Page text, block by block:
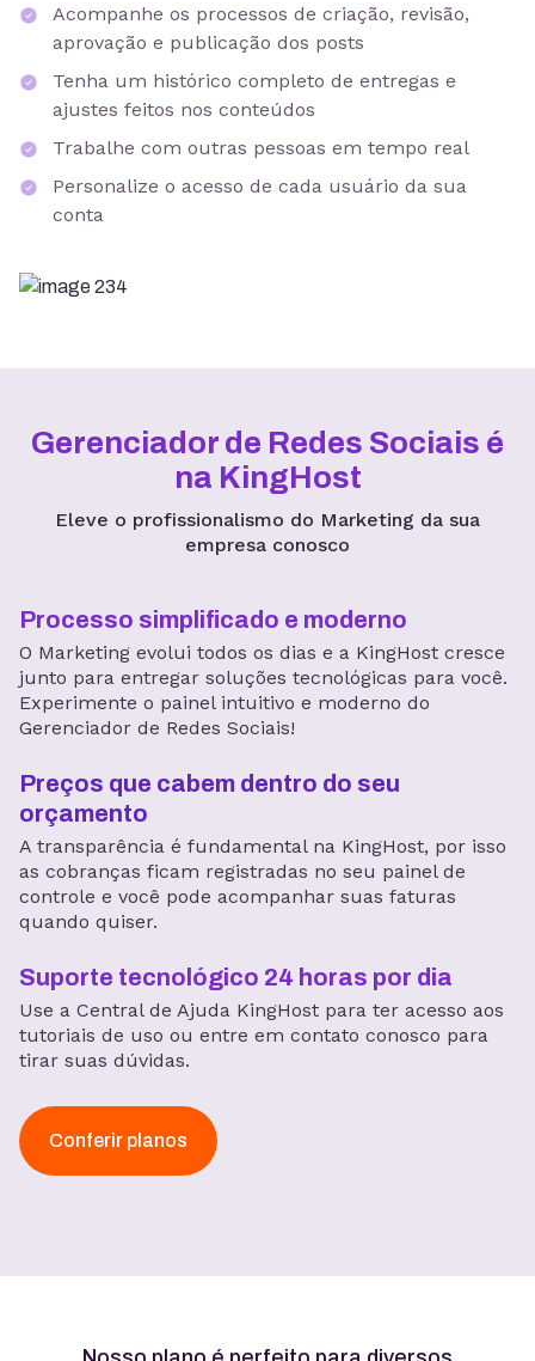
Acompanhe os processos de criação, revisão,
aprovação e publicação dos posts
Tenha um histórico completo de entregas e
ajustes feitos nos conteúdos
Trabalhe com outras pessoas em tempo real
Personalize o acesso de cada usuário da sua
conta
Gerenciador de Redes Sociais é
na KingHost
Eleve o profissionalismo do Marketing da sua
empresa conosco
Processo simplificado e moderno
O Marketing evolui todos os dias e a KingHost cresce
junto para entregar soluções tecnológicas para você.
Experimente o painel intuitivo e moderno do
Gerenciador de Redes Sociais!
Preços que cabem dentro do seu
orçamento
A transparência é fundamental na KingHost, por isso
as cobranças ficam registradas no seu painel de
controle e você pode acompanhar suas faturas
quando quiser.
Suporte tecnológico 24 horas por dia
Use a Central de Ajuda KingHost para ter acesso aos
tutoriais de uso ou entre em contato conosco para
tirar suas dúvidas.
Conferir planos